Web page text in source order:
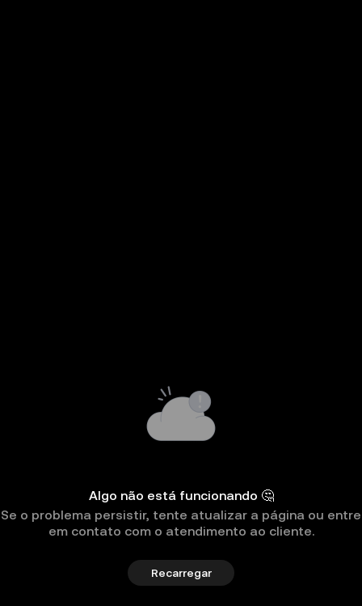
Algo não está funcionando 🤔
Se o problema persistir, tente atualizar a página ou entre
em contato com o atendimento ao cliente.
Recarregar